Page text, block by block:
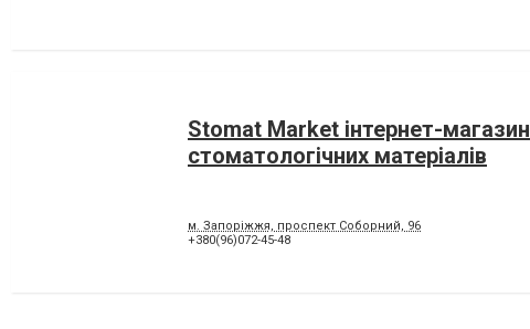
Stomat Market інтернет-магазин
стоматологічних матеріалів
м. Запоріжжя, проспект Соборний, 96
+380(96)072-45-48